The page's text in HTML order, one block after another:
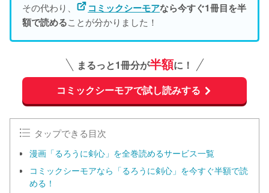
その代わり、 コミックシーモアなら今すぐ1冊目を半
額で読めることが分かりました！
まるっと1冊分が半額に！
コミックシーモアで試し読みする
タップできる目次
漫画「るろうに剣心」を全巻読めるサービス一覧
コミックシーモアなら「るろうに剣心」を今すぐ半額で読
める！